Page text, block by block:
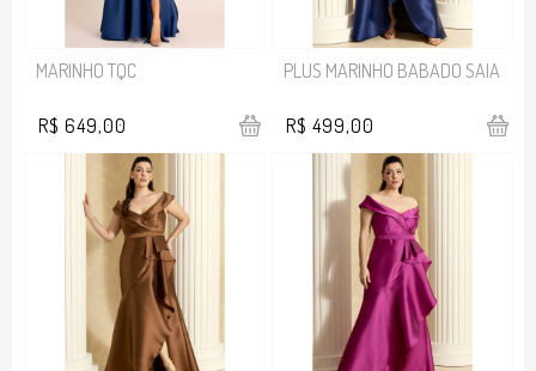
MARINHO TQC
R$ 649,00
PLUS MARINHO BABADO SAIA
R$ 499,00